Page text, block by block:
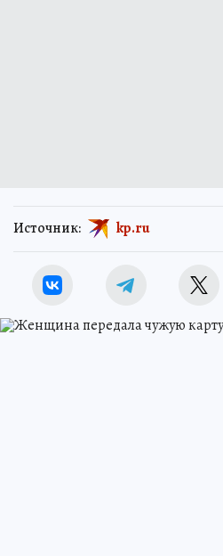
Источник: kp.ru